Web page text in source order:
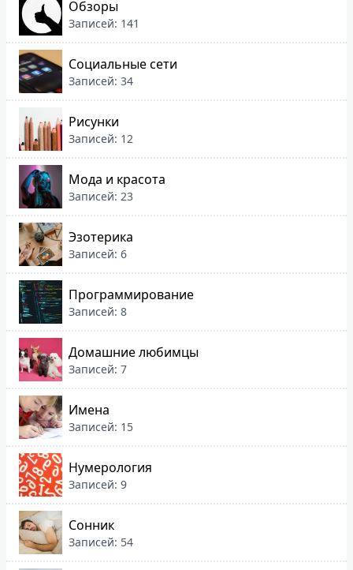
Обзоры
Записей: 141
Социальные сети
Записей: 34
Рисунки
Записей: 12
Мода и красота
Записей: 23
Эзотерика
Записей: 6
Программирование
Записей: 8
Домашние любимцы
Записей: 7
Имена
Записей: 15
Нумерология
Записей: 9
Сонник
Записей: 54